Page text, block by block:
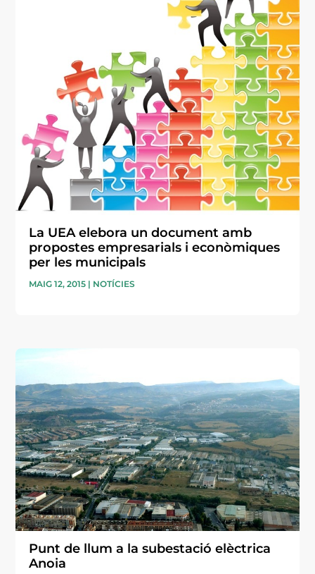
La UEA elebora un document amb
propostes empresarials i econòmiques
per les municipals
MAIG 12, 2015 | NOTÍCIES
Punt de llum a la subestació elèctrica
Anoia